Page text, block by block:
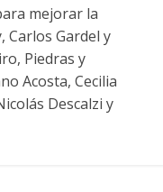
mejorar la
Carlos Gardel y
Piedras y
Acosta, Cecilia
Descalzi y